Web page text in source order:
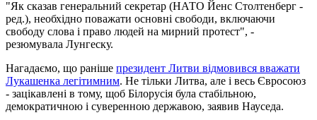
"Як сказав генеральний секретар (НАТО Йенс Столтенберг -
ред.), необхідно поважати основні свободи, включаючи
свободу слова і право людей на мирний протест", -
резюмувала Лунгеску.
Нагадаємо, що раніше президент Литви відмовився вважати
Лукашенка легітимним. Не тільки Литва, але і весь Євросоюз
- зацікавлені в тому, щоб Білорусія була стабільною,
демократичною і суверенною державою, заявив Науседа.